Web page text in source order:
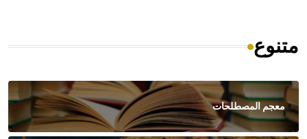
متنوع
معجم المصطلحات